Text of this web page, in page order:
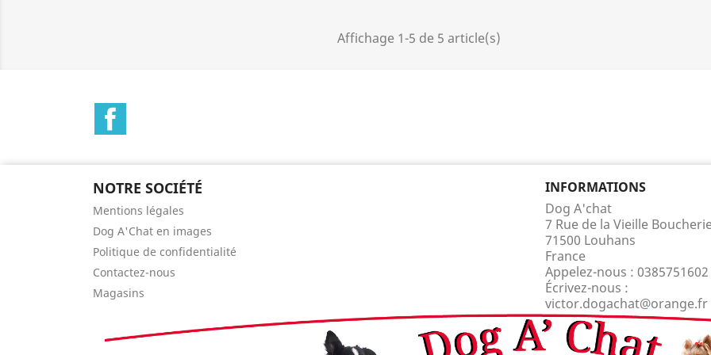
Affichage 1-5 de 5 article(s)
NOTRE SOCIÉTÉ
Mentions légales
Dog A'Chat en images
Politique de confidentialité
Contactez-nous
Magasins
INFORMATIONS
Dog A'chat
7 Rue de la Vieille
71500 Louhans
France
Appelez-nous : 0385751602
Écrivez-nous :
victor.dogachat@orange.fr